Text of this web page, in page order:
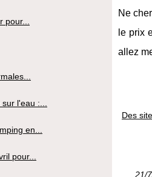
Ne
le prix
allez
Des
21/
pour...
l'eau :...
en...
pour...